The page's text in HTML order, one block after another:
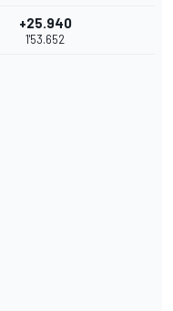
+25.940
1'53.652